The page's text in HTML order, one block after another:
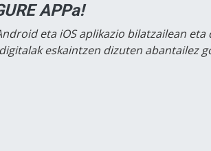
APPa!
eta iOS aplikazio bilatzailean
eskaintzen dizuten abantailez